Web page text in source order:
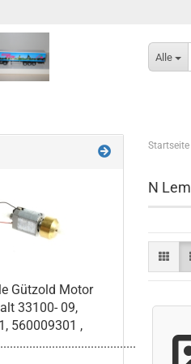
Alle
Startseite
N
Gützold Motor
33100- 09,
560009301 ,